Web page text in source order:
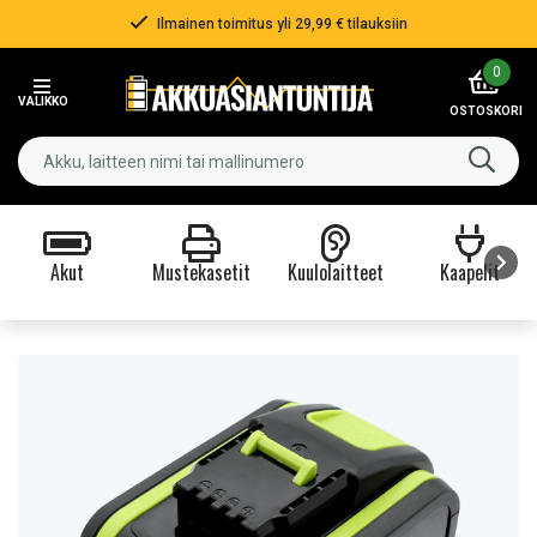
Ilmainen toimitus yli 29,99 € tilauksiin
VALIKKO
0
OSTOSKORI
Akut Mustekasetit Kuulolaitteet Kaapelit